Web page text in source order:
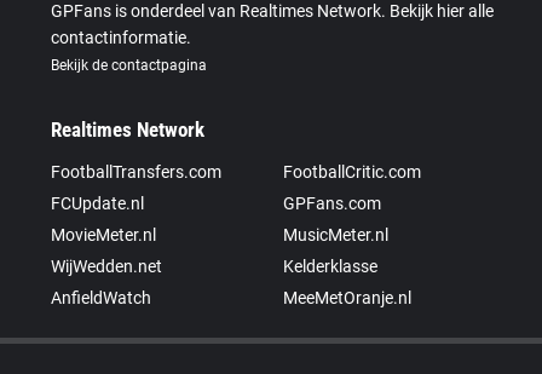
GPFans is onderdeel van Realtimes Network. Bekijk hier alle
contactinformatie.
Bekijk de contactpagina
Realtimes Network
FootballTransfers.com
FootballCritic.com
FCUpdate.nl
GPFans.com
MovieMeter.nl
MusicMeter.nl
WijWedden.net
Kelderklasse
AnfieldWatch
MeeMetOranje.nl